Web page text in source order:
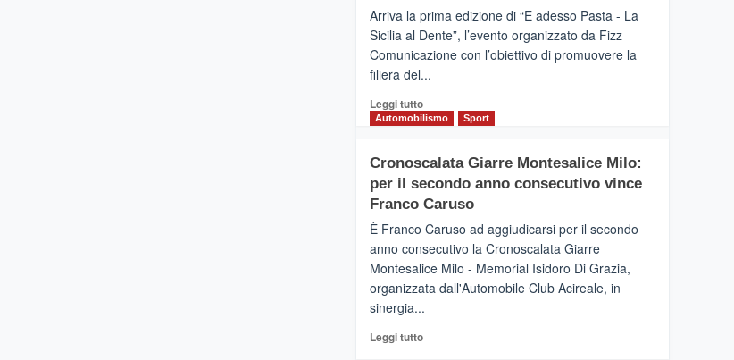
Il
Borgo
del
tour
tra
vicoli
medievali
Arriva la prima edizione di “E adesso Pasta - La
Sicilia al Dente”, l’evento organizzato da Fizz
Comunicazione con l’obiettivo di promuovere la
filiera del...
Leggi tuttoLeggi
di
Mondello
(Palermo)
–
adesso
Pasta
–
La
Dente”,
Automobilismo Sport
Cronoscalata Giarre Montesalice Milo:
per il secondo anno consecutivo vince
Franco Caruso
È Franco Caruso ad aggiudicarsi per il secondo
anno consecutivo la Cronoscalata Giarre
Montesalice Milo - Memorial Isidoro Di Grazia,
organizzata dall'Automobile Club Acireale, in
sinergia...
Leggi tuttoLeggi